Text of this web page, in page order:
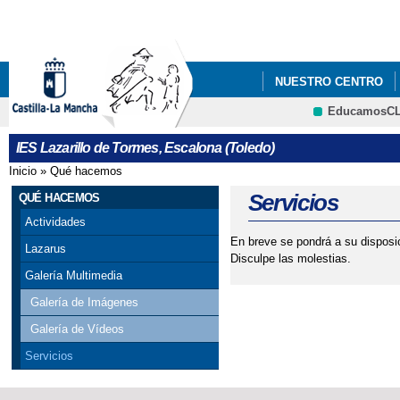
NUESTRO CENTRO
INFÓRMATE
IES Lazarillo de Tormes, Escalona (Toledo)
Se encuentra usted aquí
Inicio » Qué hacemos
QUÉ HACEMOS
Actividades
Lazarus
Galería Multimedia
Galería de Imágenes
Galería de Vídeos
Servicios
Servicios
En breve se pondrá a su
Disculpe las molestias.